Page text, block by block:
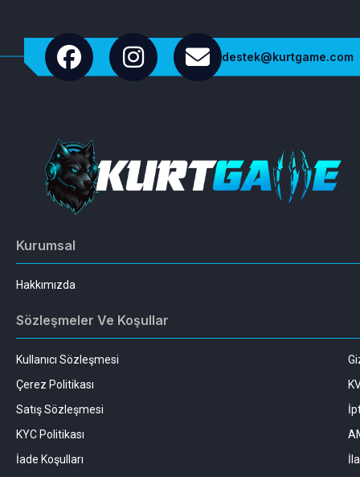
destek@kurtgame.com
Kurumsal
Hakkımızda
Sözleşmeler Ve Koşullar
Kullanıcı Sözleşmesi
Çerez Politikası
Satış Sözleşmesi
KYC Politikası
İade Koşulları